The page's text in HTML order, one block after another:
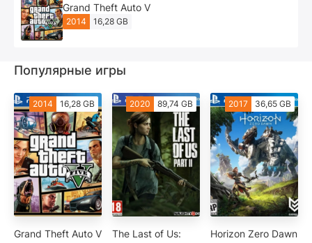
Grand Theft Auto V
2014 16,28 GB
Популярные игры
2014 16,28 GB
Grand Theft Auto V
2020 89,74 GB
The Last of Us:
2017 36,65 GB
Horizon Zero Dawn